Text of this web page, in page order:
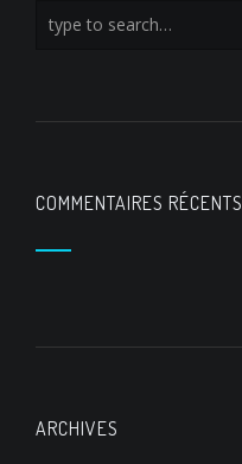
COMMENTAIRES RÉCENTS
ARCHIVES